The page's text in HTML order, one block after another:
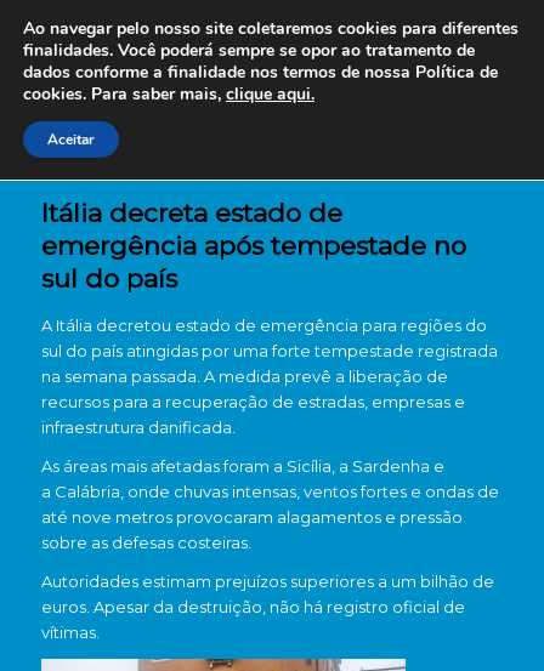
Itália decreta estado de
emergência após tempestade no
sul do país
A Itália decretou estado de emergência para regiões do
sul do país atingidas por uma forte tempestade registrada
na semana passada. A medida prevê a liberação de
recursos para a recuperação de estradas, empresas e
infraestrutura danificada.
As áreas mais afetadas foram a Sicília, a Sardenha e
a Calábria, onde chuvas intensas, ventos fortes e ondas de
até nove metros provocaram alagamentos e pressão
sobre as defesas costeiras.
Autoridades estimam prejuízos superiores a um bilhão de
euros. Apesar da destruição, não há registro oficial de
vítimas.
Ao navegar pelo nosso site coletaremos cookies para diferentes
finalidades. Você poderá sempre se opor ao tratamento de
dados conforme a finalidade nos termos de nossa Política de
cookies. Para saber mais, clique aqui.
Aceitar